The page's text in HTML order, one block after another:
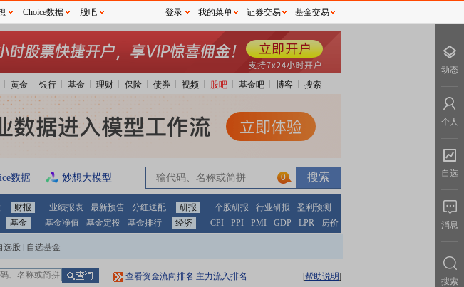
黄金 银行 基金 理财 保险 债券 视频 股吧 基金吧 博客 搜索
数据 妙想大模型 0
财报 业绩报表 最新预告 分红送配 研报 个股研报 行业研报
盈利预测
基金 基金净值 基金定投 基金排行 经济 CPI PPI PMI GDP LPR 房价
选股 自选基金
查看资金流向排名 主力流入排名 [帮助说明]
Choice数据 股吧 登录 我的菜单 证券交易 基金交易
动态
个人
自选
消息
搜索